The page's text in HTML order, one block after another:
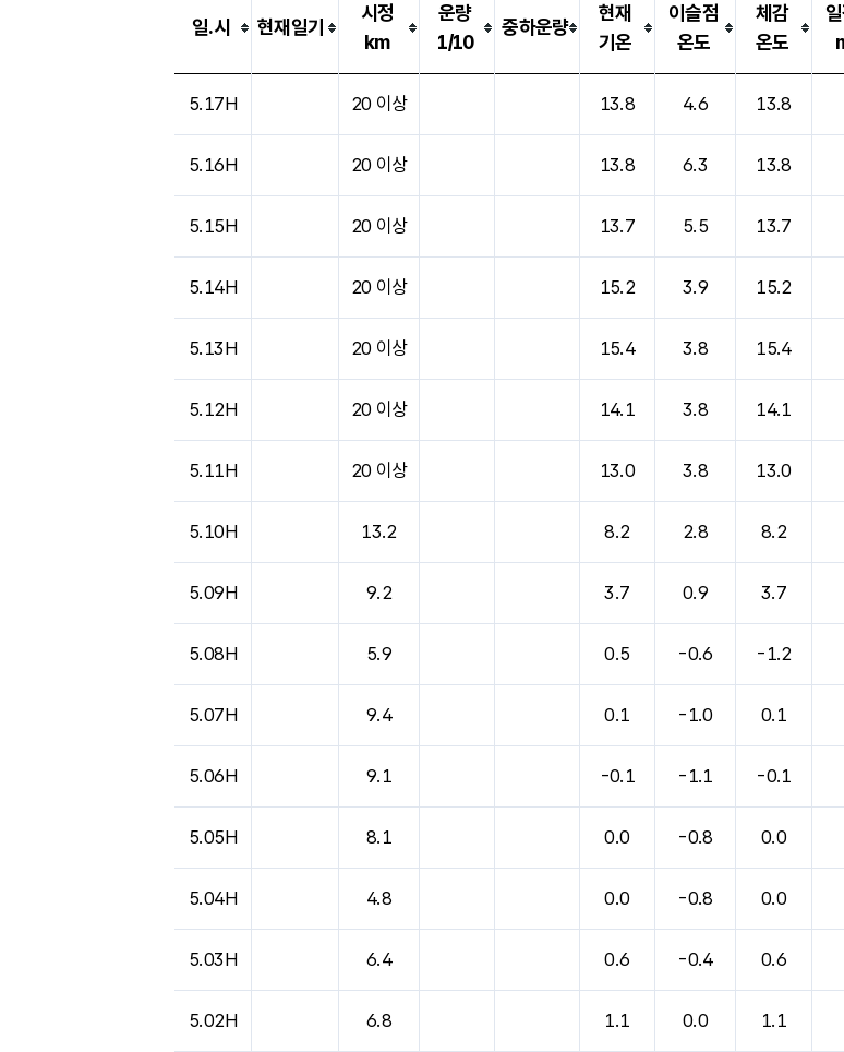
일.시 현재일기
시정
km
운량
1/10
중하운량
현재
기온
이슬점
온도
체감
온도
5.17H 20 이상 13.8 4.6 13.8
5.16H 20 이상 13.8 6.3 13.8
5.15H 20 이상 13.7 5.5 13.7
5.14H 20 이상 15.2 3.9 15.2
5.13H 20 이상 15.4 3.8 15.4
5.12H 20 이상 14.1 3.8 14.1
5.11H 20 이상 13.0 3.8 13.0
5.10H 13.2 8.2 2.8 8.2
5.09H 9.2 3.7 0.9 3.7
5.08H 5.9 0.5 -0.6 -1.2
5.07H 9.4 0.1 -1.0 0.1
5.06H 9.1 -0.1 -1.1 -0.1
5.05H 8.1 0.0 -0.8 0.0
5.04H 4.8 0.0 -0.8 0.0
5.03H 6.4 0.6 -0.4 0.6
5.02H 6.8 1.1 0.0 1.1